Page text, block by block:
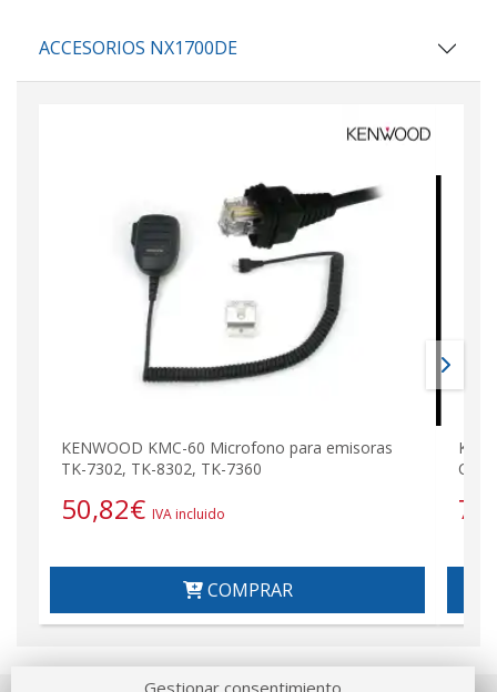
ACCESORIOS NX1700DE
KENWOOD KMC-60 Microfono para emisoras
TK-7302, TK-8302, TK-7360
50,82€ IVA incluido
COMPRAR
Gestionar consentimiento